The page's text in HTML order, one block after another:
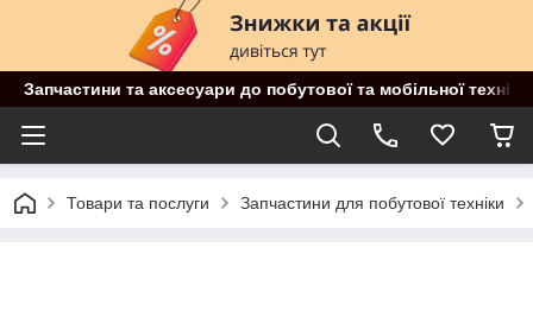
Запчастини та аксесуари до побутової та мобільної
Товари та послуги Запчастини для побутової техніки